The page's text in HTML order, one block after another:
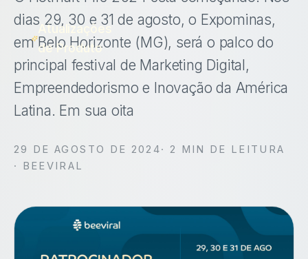
Atualizações
de Produto
dias 29, 30 e 31 de agosto, o Expominas,
em Belo Horizonte (MG), será o palco do
principal festival de Marketing Digital,
Empreendedorismo e Inovação da América
Latina. Em sua oita
29 DE AGOSTO DE 2024· 2
MIN DE LEITURA
· BEEVIRAL